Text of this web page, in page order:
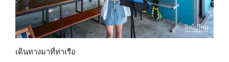
เดินทางมาที่ท่าเรือ